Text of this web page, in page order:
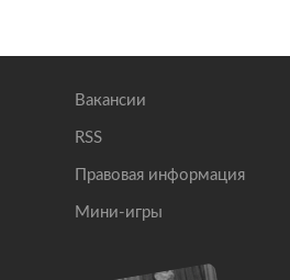
Вакансии
RSS
Правовая информация
Мини-игры